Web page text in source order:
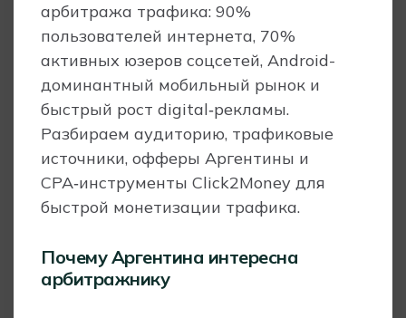
арбитража трафика: 90%
пользователей интернета, 70%
активных юзеров соцсетей, Android-
доминантный мобильный рынок и
быстрый рост digital‑рекламы.
Разбираем аудиторию, трафиковые
источники, офферы Аргентины и
CPA‑инструменты Click2Money для
быстрой монетизации трафика.
Почему Аргентина интересна
арбитражнику